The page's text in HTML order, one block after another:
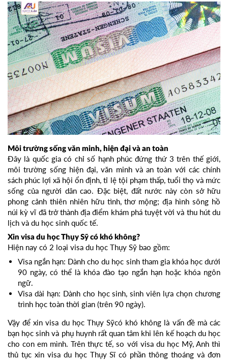
Môi trường sống văn minh, hiện đại và an toàn
Đây là quốc gia có chỉ số hạnh phúc đứng thứ 3 trên thế giới,
môi trường sống hiện đại, văn minh và an toàn với các chính
sách phúc lợi xã hội ổn định, tỉ lệ tội phạm thấp, tuổi thọ và mức
sống của người dân cao. Đặc biệt, đất nước này còn sở hữu
phong cảnh thiên nhiên hữu tình, thơ mộng; địa hình sông hồ
núi kỳ vĩ đã trở thành địa điểm khám phá tuyệt vời và thu hút du
lịch và du học sinh quốc tế.
Xin visa du học Thụy Sỹ có khó không?
Hiện nay có 2 loại visa du học Thụy Sỹ bao gồm:
Visa ngắn hạn: Dành cho du học sinh tham gia khóa học dưới
90 ngày, có thể là khóa đào tạo ngắn hạn hoặc khóa ngôn
ngữ.
Visa dài hạn: Dành cho học sinh, sinh viên lựa chọn chương
trình học toàn thời gian (trên 90 ngày).
Vậy để xin visa du học Thụy Sỹcó khó không là vấn đề mà các
bạn học sinh và phụ huynh rất quan tâm khi lên kế hoạch du học
cho con em mình. Trên thực tế, so với visa du học Mỹ, Anh thì
thủ tục xin visa du học Thụy Sĩ có phần thông thoáng và đơn